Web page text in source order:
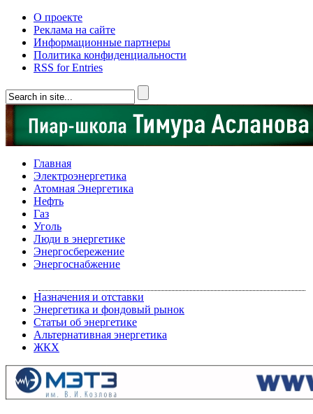
О проекте
Реклама на сайте
Информационные партнеры
Политика конфиденциальности
RSS for Entries
Главная
Электроэнергетика
Атомная Энергетика
Нефть
Газ
Уголь
Люди в энергетике
Энергосбережение
Энергоснабжение
Назначения и отставки
Энергетика и фондовый рынок
Статьи об энергетике
Альтернативная энергетика
ЖКХ